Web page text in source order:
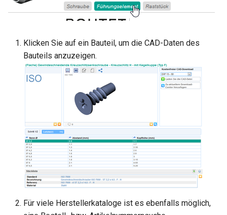
Klicken Sie auf ein Bauteil, um die CAD-Daten des
Bauteils anzuzeigen.
Für viele Herstellerkataloge ist es ebenfalls möglich,